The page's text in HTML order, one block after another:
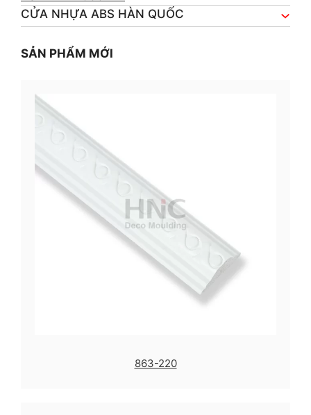
CỬA NHỰA ABS HÀN QUỐC
SẢN PHẨM MỚI
863-220